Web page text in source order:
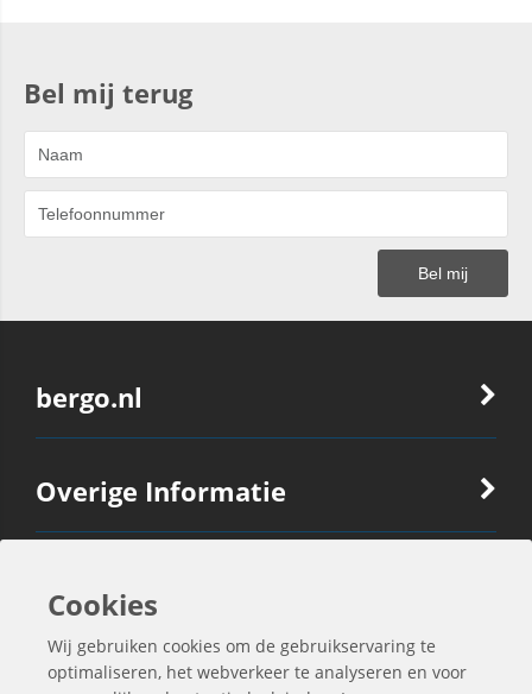
Bel mij terug
bergo.nl
Overige Informatie
Ook Interessant
Contactgegevens
Cookies
Wij gebruiken cookies om de gebruikservaring te
optimaliseren, het webverkeer te analyseren en voor